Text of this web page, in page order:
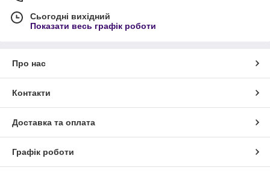
Сьогодні вихідний
Показати весь графік роботи
Про нас
Контакти
Доставка та оплата
Графік роботи